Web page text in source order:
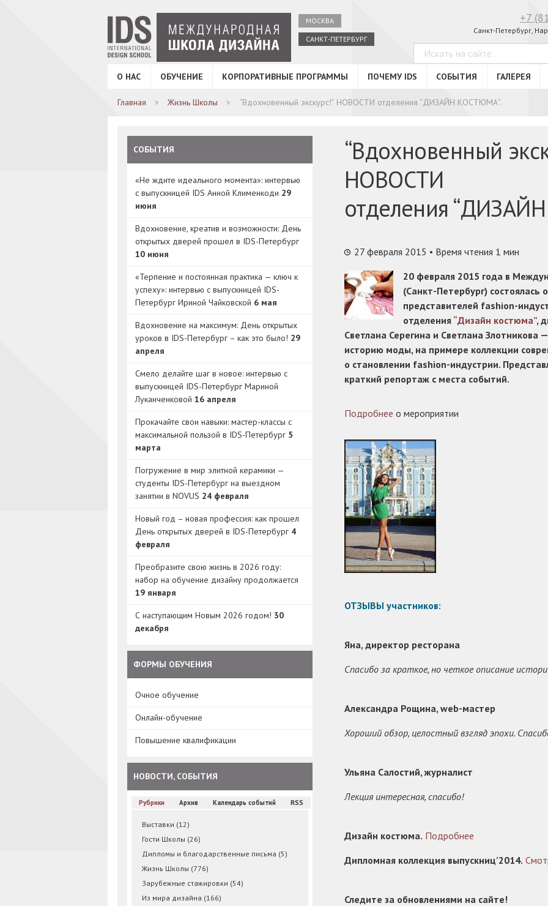
МОСКВА
САНКТ-ПЕТЕРБУРГ
+7
Санкт-Петербург,
О НАС ОБУЧЕНИЕ КОРПОРАТИВНЫЕ ПРОГРАММЫ ПОЧЕМУ IDS СОБЫТИЯ ГАЛЕРЕЯ
Главная Жизнь Школы “Вдохновенный экскурс!” НОВОСТИ отделения “ДИЗАЙН КОСТЮМА”.
СОБЫТИЯ
«Не ждите идеального момента»: интервью
с выпускницей IDS Анной Клименкоди 29
июня
Вдохновение, креатив и возможности: День
открытых дверей прошел в IDS-Петербург
10 июня
«Терпение и постоянная практика — ключ к
успеху»: интервью с выпускницей IDS-
Петербург Ириной Чайковской 6 мая
Вдохновение на максимум: День открытых
уроков в IDS-Петербург – как это было! 29
апреля
Смело делайте шаг в новое: интервью с
выпускницей IDS-Петербург Мариной
Луканченковой 16 апреля
Прокачайте свои навыки: мастер-классы с
максимальной пользой в IDS-Петербург 5
марта
Погружение в мир элитной керамики —
студенты IDS-Петербург на выездном
занятии в NOVUS 24 февраля
Новый год – новая профессия: как прошел
День открытых дверей в IDS-Петербург 4
февраля
Преобразите свою жизнь в 2026 году:
набор на обучение дизайну продолжается
19 января
С наступающим Новым 2026 годом! 30
декабря
ФОРМЫ ОБУЧЕНИЯ
Очное обучение
Онлайн-обучение
Повышение квалификации
НОВОСТИ, СОБЫТИЯ
Рубрики Архив Календарь событий RSS
Выставки (12)
Гости Школы (26)
Дипломы и благодарственные письма (5)
Жизнь Школы (776)
Зарубежные стажировки (54)
Из мира дизайна (166)
“Вдохновенный
НОВОСТИ
отделения
27 февраля 2015 • Время чтения 1 мин
20 февраля 2015 года в
(Санкт-Петербург) состоялась
представителей fashion-
отделения “Дизайн костюма”,
Светлана Серегина и Светлана Злотникова
историю моды, на примере коллекции
о становлении fashion-индустрии.
краткий репортаж с места событий.
Подробнее о мероприятии
ОТЗЫВЫ участников:
Яна, директор ресторана
Спасибо за краткое, но четкое описание
Александра Рощина, web-мастер
Хороший обзор, целостный взгляд эпохи.
Ульяна Салостий, журналист
Лекция интересная, спасибо!
Дизайн костюма. Подробнее
Дипломная коллекция выпускниц’2014.
Следите за обновлениями на сайте!